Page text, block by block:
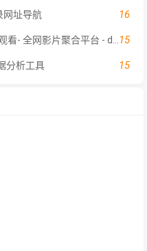
网址导航 16
15
分析工具 15